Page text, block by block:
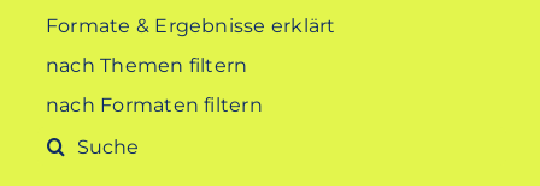
Formate & Ergebnisse erklärt
nach Themen filtern
nach Formaten filtern
Suche